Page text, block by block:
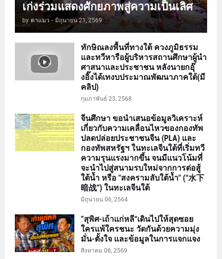
เก่งร่วมแสดงศักยภาพสู่ความเป็นเลิศ
by ตาแมว - มิถุนายน 21, 2569
ทักษิณลงพื้นที่ทางใต้ ควงภูมิธรรม
และทวีหารือผู้บริหารสถานศึกษาผู้นำ
ศาสนาและประชาชน หลังนายกอุ๊
งอิ๊งได้เทงบประมาณพัฒนาภาคใต้(มี
คลิป)
กุมภาพันธ์ 23, 2568
จีนศึกษา ขอนำเสนอข้อมูลวิเคราะห์
เกี่ยวกับความเคลื่อนไหวของกองทัพ
ปลดปล่อยประชาชนจีน (PLA) และ
กองทัพสหรัฐฯ ในทะเลจีนใต้ที่เริ่มทวี
ความรุนแรงมากขึ้น จนมีแนวโน้มที่
จะนำไปสู่สนามรบใหม่จากการต่อสู้
ใต้น้ำ หรือ "สงครามลับใต้น้ำ" (“水下
暗战”) ในทะเลจีนใต้
มิถุนายน 06, 2564
”สุพิศ-เถ้าแก่หลี“เดินไปให้สุดซอย
ใครแพ้ใครชนะ วัดกันด้วยความมุ่ง
มั่น-ตั้งใจ และข้อมูลในการแจกแจง
สิงหาคม 06, 2569